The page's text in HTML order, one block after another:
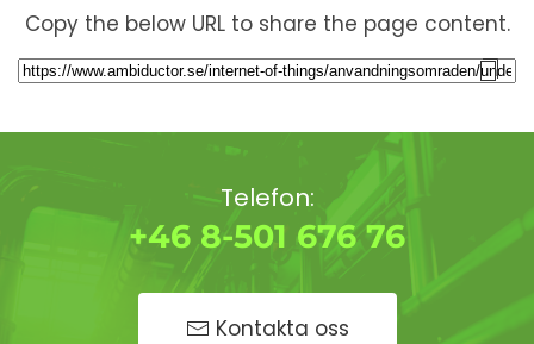
Copy the below URL to share the page content.
Telefon:
+46 8-501 676 76
Kontakta oss